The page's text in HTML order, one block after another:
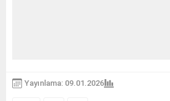
Yayınlama: 09.01.2026